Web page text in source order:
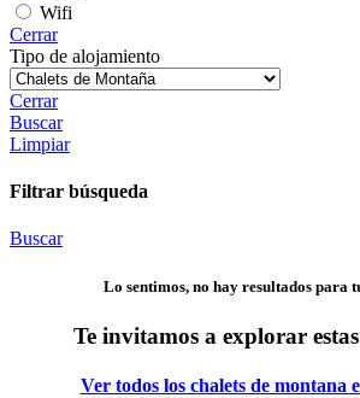
Wifi
Cerrar
Tipo de alojamiento
Cerrar
Buscar
Limpiar
Filtrar búsqueda
Buscar
Lo sentimos, no hay resultados para
Te invitamos a explorar
Ver todos los chalets de montana